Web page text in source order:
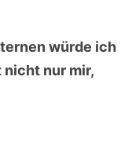
würde ich
nur mir,